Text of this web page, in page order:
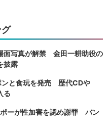
面写真が解禁 金田一耕助役の
披露
ンと食玩を発売 歴代CDや
る
ーが性加害を認め謝罪 バン